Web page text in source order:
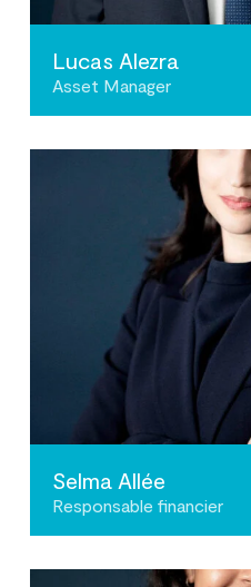
Lucas Alezra
Asset Manager
Selma Allée
Responsable financier